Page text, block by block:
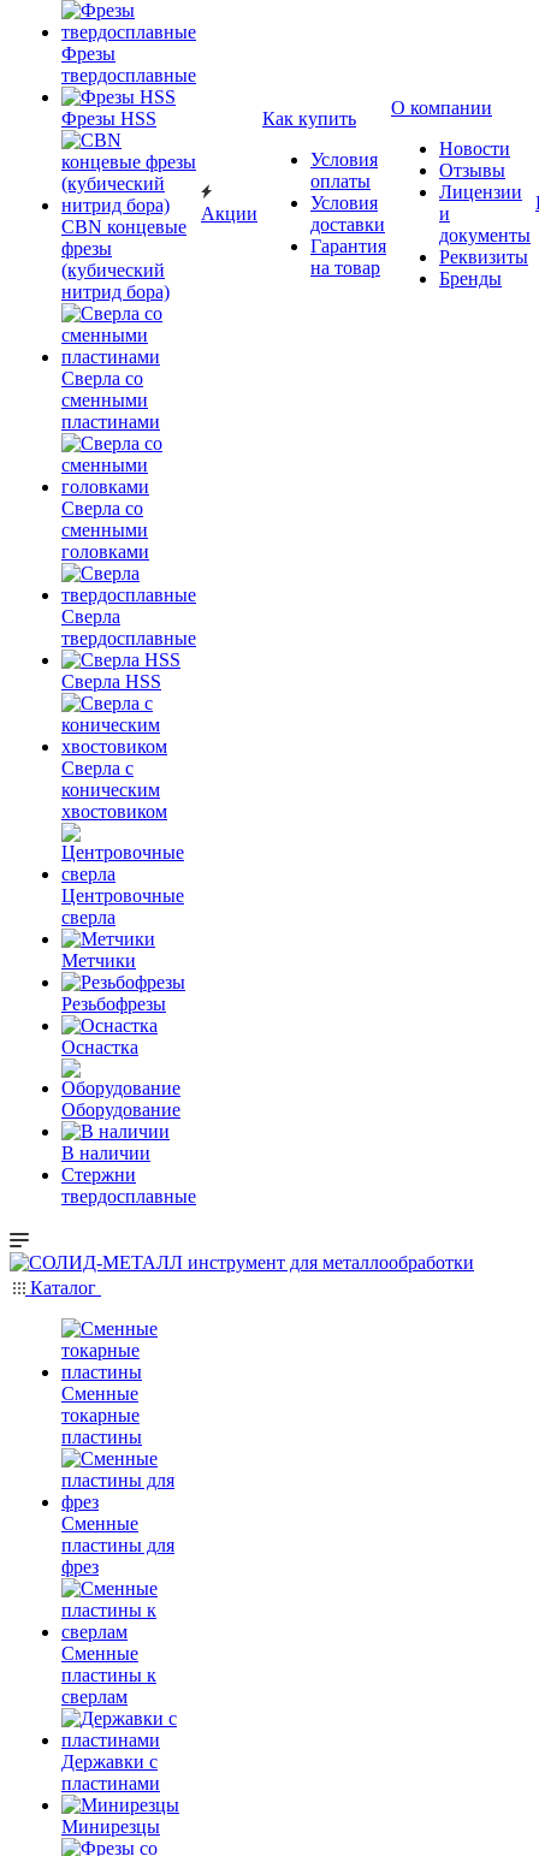
Фрезы
твердосплавные
Фрезы HSS
CBN концевые
фрезы
(кубический
нитрид бора)
Сверла со
сменными
пластинами
Сверла со
сменными
головками
Сверла
твердосплавные
Сверла HSS
Сверла с
коническим
хвостовиком
Центровочные
сверла
Метчики
Резьбофрезы
Оснастка
Оборудование
В наличии
Стержни
твердосплавные
Акции
Как купить
Условия
оплаты
Условия
доставки
Гарантия
на товар
О компании
Новости
Отзывы
Лицензии
и
документы
Реквизиты
Бренды
Каталог
Сменные
токарные
пластины
Сменные
пластины для
фрез
Сменные
пластины к
сверлам
Державки с
пластинами
Минирезцы